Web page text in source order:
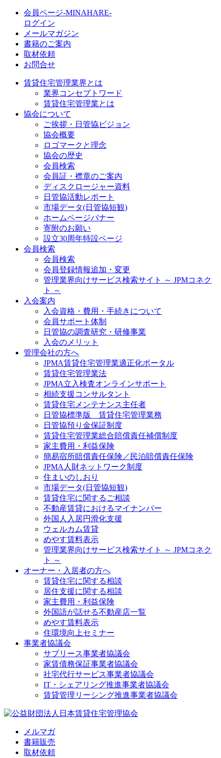
会員ページ-MINAHARE-
ログイン
メールマガジン
書籍のご案内
取材依頼
お問合せ
賃貸住宅管理業界とは
業界コンセプトワード
賃貸住宅管理業とは
協会について
ご挨拶・日管協ビジョン
協会概要
ロゴマークと理念
協会の歴史
会員検索
会員証・襟章のご案内
ディスクロージャー資料
日管協活動レポート
市場データ(日管協短観)
ホームページバナー
寄附のお願い
設立30周年特設ページ
会員検索
会員検索
会員登録情報追加・変更
管理業界向けサービス検索サイト ～ JPMコネク
ト ～
入会案内
入会資格・費用・手続きについて
会員サポート体制
日管協の調査研究・研修事業
入会のメリット
管理会社の方へ
JPMA賃貸住宅管理業適正化ポータル
賃貸住宅管理業法
JPMA立入検査オンラインサポート
相続支援コンサルタント
賃貸住宅メンテナンス主任者
日管協標準版 賃貸住宅管理業務
日管協預り金保証制度
賃貸住宅管理業総合賠償責任補償制度
家主費用・利益保険
簡易宿所賠償責任保険／民泊賠償責任保険
JPMA人財ネットワーク制度
住まいのしおり
市場データ(日管協短観)
賃貸住宅に関するご相談
不動産賃貸におけるマイナンバー
外国人入居円滑化支援
ウェルカム賃貸
めやす賃料表示
管理業界向けサービス検索サイト ～ JPMコネク
ト ～
オーナー・入居者の方へ
賃貸住宅に関する相談
居住支援に関する相談
家主費用・利益保険
外国語が話せる不動産店一覧
めやす賃料表示
住環境向上セミナー
事業者協議会
サブリース事業者協議会
家賃債務保証事業者協議会
社宅代行サービス事業者協議会
IT・シェアリング推進事業者協議会
賃貸管理リーシング推進事業者協議会
メルマガ
書籍販売
取材依頼